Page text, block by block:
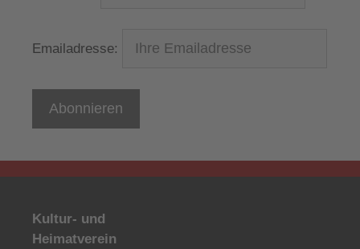
Emailadresse:
Kultur- und
Heimatverein